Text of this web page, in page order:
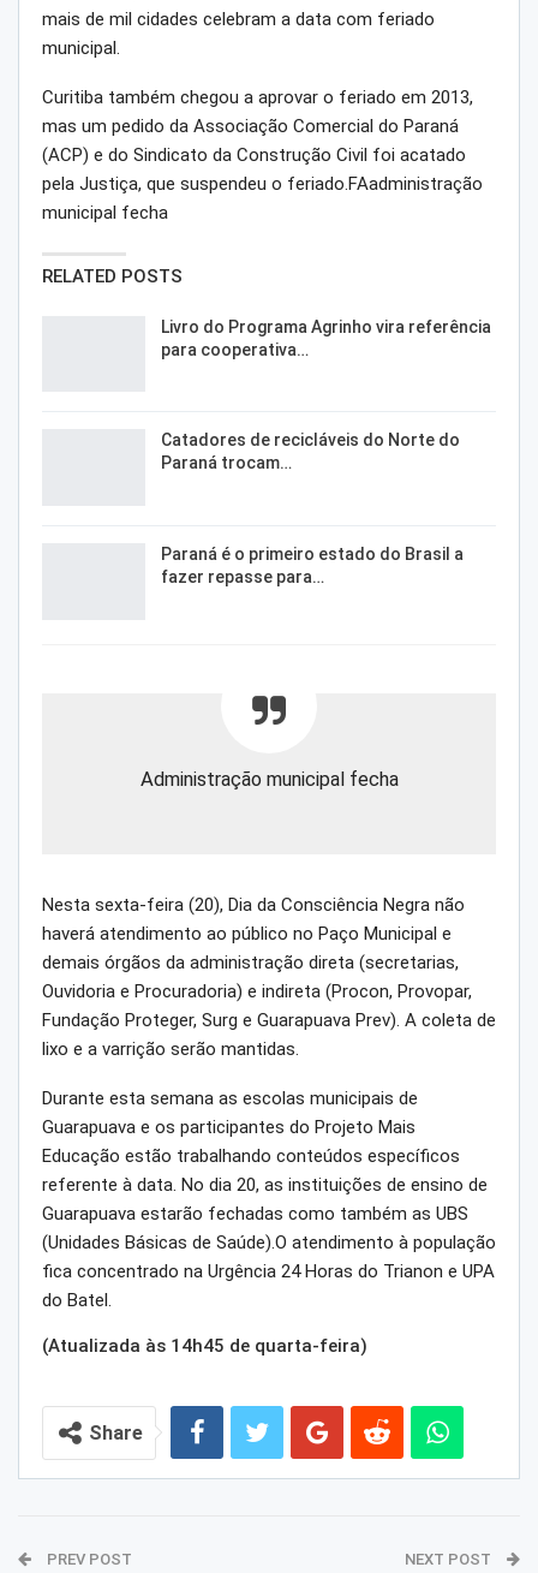
mais de mil cidades celebram a data com feriado
municipal.
Curitiba também chegou a aprovar o feriado em 2013,
mas um pedido da Associação Comercial do Paraná
(ACP) e do Sindicato da Construção Civil foi acatado
pela Justiça, que suspendeu o feriado.FAadministração
municipal fecha
RELATED POSTS
Livro do Programa Agrinho vira referência
para cooperativa…
Catadores de recicláveis do Norte do
Paraná trocam…
Paraná é o primeiro estado do Brasil a
fazer repasse para…
Administração municipal fecha
Nesta sexta-feira (20), Dia da Consciência Negra não
haverá atendimento ao público no Paço Municipal e
demais órgãos da administração direta (secretarias,
Ouvidoria e Procuradoria) e indireta (Procon, Provopar,
Fundação Proteger, Surg e Guarapuava Prev). A coleta de
lixo e a varrição serão mantidas.
Durante esta semana as escolas municipais de
Guarapuava e os participantes do Projeto Mais
Educação estão trabalhando conteúdos específicos
referente à data. No dia 20, as instituições de ensino de
Guarapuava estarão fechadas como também as UBS
(Unidades Básicas de Saúde).O atendimento à população
fica concentrado na Urgência 24 Horas do Trianon e UPA
do Batel.
(Atualizada às 14h45 de quarta-feira)
Share
PREV POST NEXT POST